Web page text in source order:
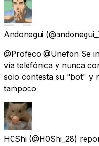
Andonegui
@Profeco @Unefon Se
vía telefónica y nunca
solo contesta su "bot" y
tampoco
H0Shi (@H0Shi_28)